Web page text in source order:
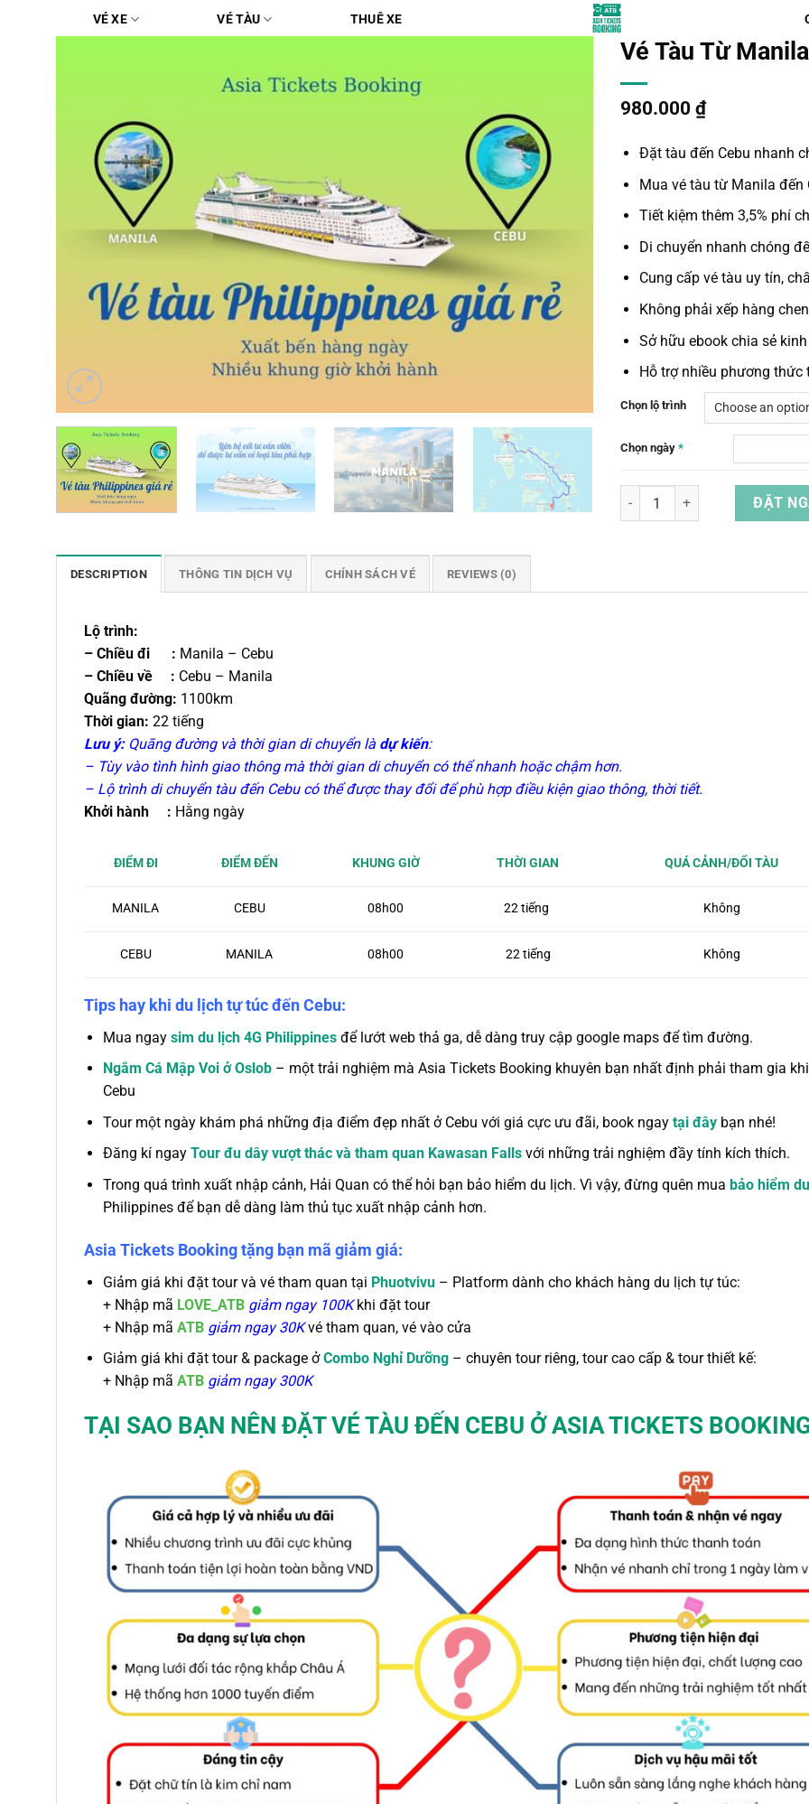
VÉ XE VÉ TÀU THUÊ XE
Vé Tàu Từ
980.000 ₫
Đặttàu đến Cebu nhanh
Mua vétàu từ Manila đến
Tiết kiệm thêm 3,5% phí
Di chuyển nhanh chóng
Cung cấp vé tàu uy tín,
Không phải xếp hàng
Sở hữu ebook chia sẻkinh
Hỗ trợ nhiều phương
Chọn lộ trình
Chọn ngày *
Vé Tàu Từ Manila Đến Cebu &
ĐẶT
DESCRIPTION THÔNG TIN DỊCH VỤ CHÍNH SÁCH VÉ REVIEWS (0)
Lộ trình:
– Chiều đi : Manila – Cebu
– Chiều về : Cebu – Manila
Quãng đường: 1100km
Thời gian: 22 tiếng
Lưu ý: Quãng đường và thời gian di chuyển là dự kiến:
– Tùy vào tình hình giao thông mà thời gian di chuyển có thể nhanh hoặc chậm hơn.
– Lộ trình di chuyển tàu đến Cebu có thể được thay đổi để phù hợp điều kiện giao thông, thời tiết.
Khởi hành : Hằng ngày
ĐIỂM ĐI ĐIỂM ĐẾN KHUNG GIỜ THỜI GIAN QUÁ CẢNH/ĐỔI TÀU
MANILA CEBU 08h00 22 tiếng Không
CEBU MANILA 08h00 22 tiếng Không
Tips hay khi du lịch tự túc đến Cebu:
Mua ngay sim du lịch 4G Philippinesđể lướt web thả ga, dễ dàng truy cập google maps để tìm đường.
Ngắm Cá Mập Voi ở Oslob– một trải nghiệm mà Asia Tickets Booking khuyên bạn nhất định phải tham gia
Cebu
Tour một ngày khám phá những địa điểm đẹp nhất ở Cebu với giá cực ưu đãi, book ngay tại đâybạn nhé!
Đăng kí ngay Tour đu dây vượt thác và tham quan Kawasan Fallsvới những trải nghiệm đầy tính kích thích.
Trong quá trình xuất nhập cảnh, Hải Quan có thể hỏi bạn bảo hiểm du lịch. Vì vậy, đừng quên mua bảo hiểm
Philippines để bạn dễ dàng làm thủ tục xuất nhập cảnh hơn.
Asia Tickets Booking tặng bạn mã giảm giá:
Giảm giá khi đặt tour và vé tham quan tại Phuotvivu – Platform dành cho khách hàng du lịch tự túc:
+ Nhập mã LOVE_ATB giảm ngay 100Kkhi đặt tour
+ Nhập mã ATBgiảm ngay 30Kvé tham quan, vé vào cửa
Giảm giá khi đặt tour & package ở Combo Nghỉ Dưỡng– chuyên tour riêng, tour cao cấp & tour thiết kế:
+ Nhập mã ATB giảm ngay 300K
TẠI SAO BẠN NÊN ĐẶTVÉ TÀU ĐẾN CEBU Ở ASIA TICKETS